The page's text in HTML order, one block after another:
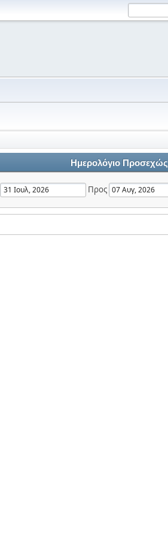
Ημερολόγιο Προσεχώς
Προς